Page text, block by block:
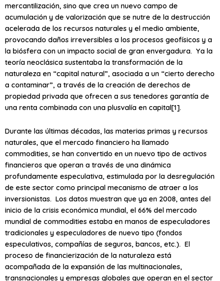
mercantilización, sino que crea un nuevo campo de
acumulación y de valorización que se nutre de la destrucción
acelerada de los recursos naturales y el medio ambiente,
provocando daños irreversibles a los procesos geofísicos y a
la biósfera con un impacto social de gran envergadura. Ya la
teoría neoclásica sustentaba la transformación de la
naturaleza en “capital natural”, asociada a un “cierto derecho
a contaminar”, a través de la creación de derechos de
propiedad privada que ofrecen a sus tenedores garantía de
una renta combinada con una plusvalía en capital[1].
Durante las últimas décadas, las materias primas y recursos
naturales, que el mercado financiero ha llamado
commodities, se han convertido en un nuevo tipo de activos
financieros que operan a través de una dinámica
profundamente especulativa, estimulada por la desregulación
de este sector como principal mecanismo de atraer a los
inversionistas. Los datos muestran que ya en 2008, antes del
inicio de la crisis económica mundial, el 66% del mercado
mundial de commodities estaba en manos de especuladores
tradicionales y especuladores de nuevo tipo (fondos
especulativos, compañías de seguros, bancos, etc.). El
proceso de financierización de la naturaleza está
acompañada de la expansión de las multinacionales,
transnacionales y empresas globales que operan en el sector